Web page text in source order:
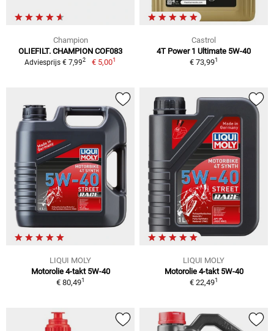
Champion
OLIEFILT. CHAMPION COF083
Adviesprijs € 7,992 € 5,001
Castrol
4T Power 1 Ultimate 5W-40
€ 73,991
LIQUI MOLY
Motorolie 4-takt 5W-40
€ 80,491
LIQUI MOLY
Motorolie 4-takt 5W-40
€ 22,491